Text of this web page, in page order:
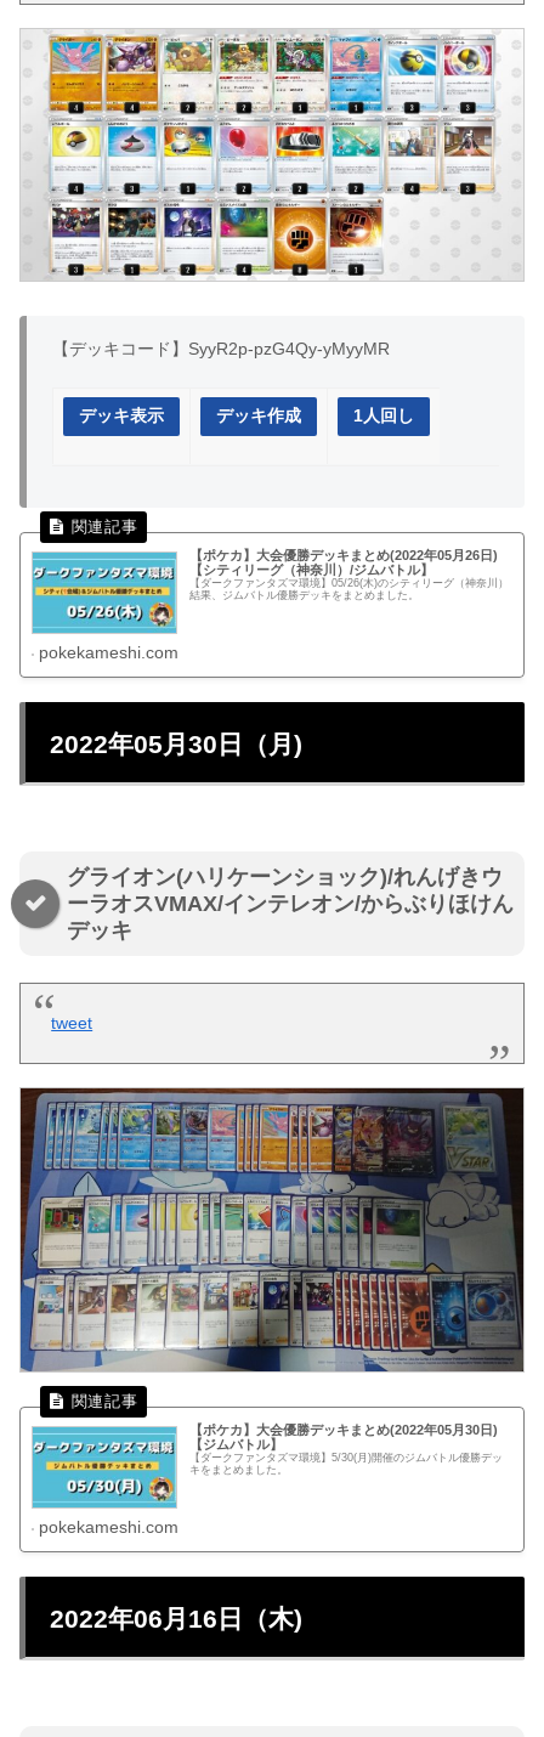
【デッキコード】SyyR2p-pzG4Qy-yMyyMR
デッキ表示 デッキ作成 1人回し
【ポケカ】大会優勝デッキまとめ(2022年05月26日)
【シティリーグ（神奈川）/ジムバトル】
【ダークファンタズマ環境】05/26(木)のシティリーグ（神奈川）
結果、ジムバトル優勝デッキをまとめました。
pokekameshi.com
2022年05月30日（月)
グライオン(ハリケーンショック)/れんげきウ
ーラオスVMAX/インテレオン/からぶりほけん
デッキ
tweet
【ポケカ】大会優勝デッキまとめ(2022年05月30日)
【ジムバトル】
【ダークファンタズマ環境】5/30(月)開催のジムバトル優勝デッ
キをまとめました。
pokekameshi.com
2022年06月16日（木)